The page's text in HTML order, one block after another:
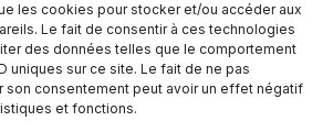
les cookies pour stocker et/ou accéder aux
Le fait de consentir à ces technologies
des données telles que le comportement
uniques sur ce site. Le fait de ne pas
son consentement peut avoir un effet négatif
et fonctions.